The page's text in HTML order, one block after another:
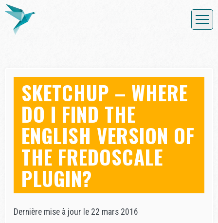
SKETCHUP – WHERE
DO I FIND THE
ENGLISH VERSION OF
THE FREDOSCALE
PLUGIN?
Dernière mise à jour le 22 mars 2016